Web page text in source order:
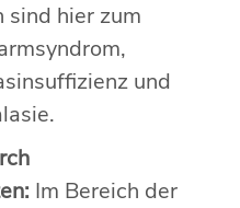
sind hier zum
und
Im Bereich der